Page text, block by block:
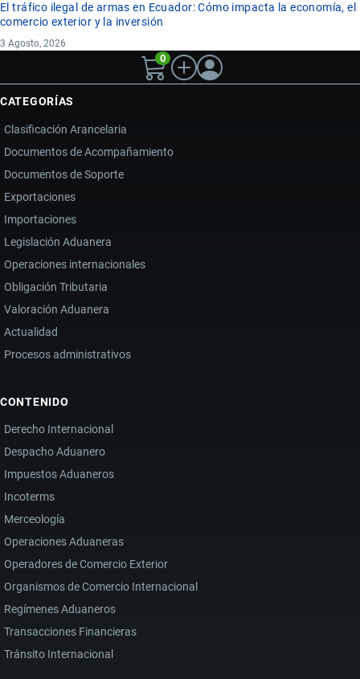
El tráfico ilegal de armas en Ecuador: Cómo impacta la economía, el
comercio exterior y la inversión
3 Agosto, 2026
0
CATEGORÍAS
Clasificación Arancelaria
Documentos de Acompañamiento
Documentos de Soporte
Exportaciones
Importaciones
Legislación Aduanera
Operaciones internacionales
Obligación Tributaria
Valoración Aduanera
Actualidad
Procesos administrativos
CONTENIDO
Derecho Internacional
Despacho Aduanero
Impuestos Aduaneros
Incoterms
Merceología
Operaciones Aduaneras
Operadores de Comercio Exterior
Organismos de Comercio Internacional
Regímenes Aduaneros
Transacciones Financieras
Tránsito Internacional